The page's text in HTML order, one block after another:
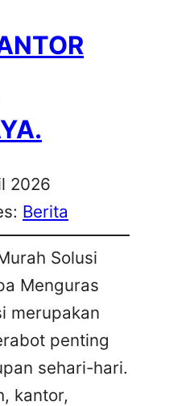
2026
Berita
Solusi
Menguras
merupakan
penting
sehari-hari.
kantor,